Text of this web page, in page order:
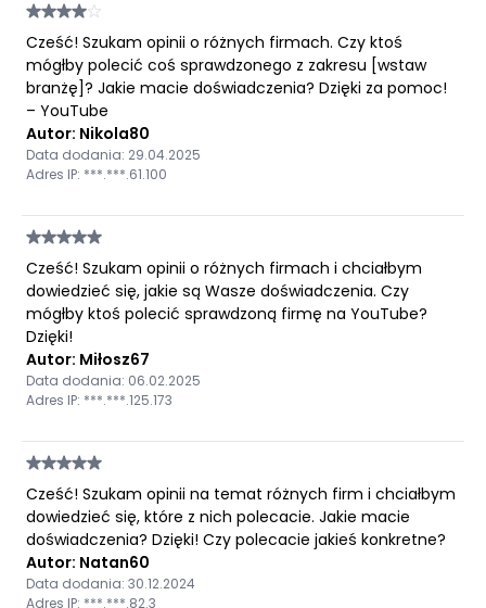
Cześć! Szukam opinii o różnych firmach. Czy ktoś
mógłby polecić coś sprawdzonego z zakresu [wstaw
branżę]? Jakie macie doświadczenia? Dzięki za pomoc!
– YouTube
Autor: Nikola80
Data dodania: 29.04.2025
Adres IP: ***.***.61.100
Cześć! Szukam opinii o różnych firmach i chciałbym
dowiedzieć się, jakie są Wasze doświadczenia. Czy
mógłby ktoś polecić sprawdzoną firmę na YouTube?
Dzięki!
Autor: Miłosz67
Data dodania: 06.02.2025
Adres IP: ***.***.125.173
Cześć! Szukam opinii na temat różnych firm i chciałbym
dowiedzieć się, które z nich polecacie. Jakie macie
doświadczenia? Dzięki! Czy polecacie jakieś konkretne?
Autor: Natan60
Data dodania: 30.12.2024
Adres IP: ***.***.82.3